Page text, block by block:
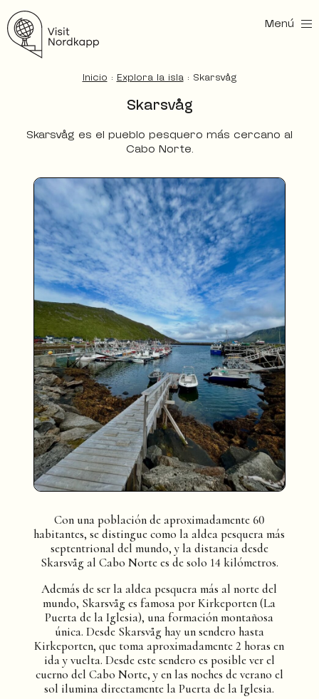
Menú
Inicio:Explora la isla: Skarsvåg
Skarsvåg
Skarsvåg es el pueblo pesquero más cercano al
Cabo Norte.
Con una población de aproximadamente 60
habitantes, se distingue como la aldea pesquera más
septentrional del mundo, y la distancia desde
Skarsvåg al Cabo Norte es de solo 14 kilómetros.
Además de ser la aldea pesquera más al norte del
mundo, Skarsvåg es famosa por Kirkeporten (La
Puerta de la Iglesia), una formación montañosa
única. Desde Skarsvåg hay un sendero hasta
Kirkeporten, que toma aproximadamente 2 horas en
ida y vuelta. Desde este sendero es posible ver el
cuerno del Cabo Norte, y en las noches de verano el
sol ilumina directamente la Puerta de la Iglesia.